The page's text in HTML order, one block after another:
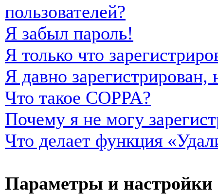
пользователей?
Я забыл пароль!
Я только что
Я давно
Что такое COPPA?
Почему я не могу
Что делает функция
Параметры и настройки